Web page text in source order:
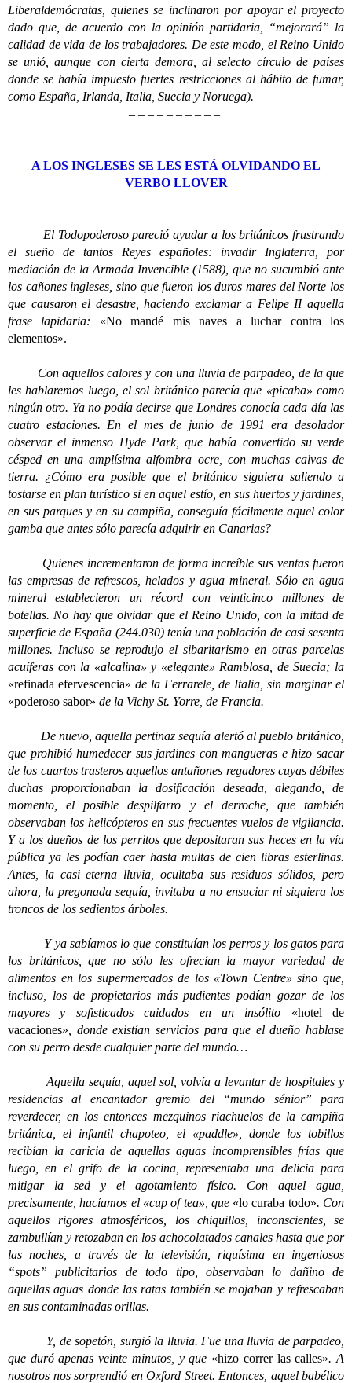
Liberaldemócratas, quienes se inclinaron por apoyar el proyecto
dado que, de acuerdo con la opinión partidaria, “mejorará” la
calidad de vida de los trabajadores. De este modo, el Reino Unido
se unió, aunque con cierta demora, al selecto círculo de países
donde se había impuesto fuertes restricciones al hábito de fumar,
como España, Irlanda, Italia, Suecia y Noruega).
– – – – – – – – – –
A LOS INGLESES SE LES ESTÁ OLVIDANDO EL
VERBO LLOVER
El Todopoderoso pareció ayudar a los británicos frustrando
el sueño de tantos Reyes españoles: invadir Inglaterra, por
mediación de la Armada Invencible (1588), que no sucumbió ante
los cañones ingleses, sino que fueron los duros mares del Norte los
que causaron el desastre, haciendo exclamar a Felipe II aquella
frase lapidaria: «No mandé mis naves a luchar contra los
elementos».
Con aquellos calores y con una lluvia de parpadeo, de la que
les hablaremos luego, el sol británico parecía que «picaba» como
ningún otro. Ya no podía decirse que Londres conocía cada día las
cuatro estaciones. En el mes de junio de 1991 era desolador
observar el inmenso Hyde Park, que había convertido su verde
césped en una amplísima alfombra ocre, con muchas calvas de
tierra. ¿Cómo era posible que el británico siguiera saliendo a
tostarse en plan turístico si en aquel estío, en sus huertos y jardines,
en sus parques y en su campiña, conseguía fácilmente aquel color
gamba que antes sólo parecía adquirir en Canarias?
Quienes incrementaron de forma increíble sus ventas fueron
las empresas de refrescos, helados y agua mineral. Sólo en agua
mineral establecieron un récord con veinticinco millones de
botellas. No hay que olvidar que el Reino Unido, con la mitad de
superficie de España (244.030) tenía una población de casi sesenta
millones. Incluso se reprodujo el sibaritarismo en otras parcelas
acuíferas con la «alcalina» y «elegante» Ramblosa, de Suecia; la
«refinada efervescencia» de la Ferrarele, de Italia, sin marginar el
«poderoso sabor» de la Vichy St. Yorre, de Francia.
De nuevo, aquella pertinaz sequía alertó al pueblo británico,
que prohibió humedecer sus jardines con mangueras e hizo sacar
de los cuartos trasteros aquellos antañones regadores cuyas débiles
duchas proporcionaban la dosificación deseada, alegando, de
momento, el posible despilfarro y el derroche, que también
observaban los helicópteros en sus frecuentes vuelos de vigilancia.
Y a los dueños de los perritos que depositaran sus heces en la vía
pública ya les podían caer hasta multas de cien libras esterlinas.
Antes, la casi eterna lluvia, ocultaba sus residuos sólidos, pero
ahora, la pregonada sequía, invitaba a no ensuciar ni siquiera los
troncos de los sedientos árboles.
Y ya sabíamos lo que constituían los perros y los gatos para
los británicos, que no sólo les ofrecían la mayor variedad de
alimentos en los supermercados de los «Town Centre» sino que,
incluso, los de propietarios más pudientes podían gozar de los
mayores y sofisticados cuidados en un insólito «hotel de
vacaciones» , donde existían servicios para que el dueño hablase
con su perro desde cualquier parte del mundo…
Aquella sequía, aquel sol, volvía a levantar de hospitales y
residencias al encantador gremio del “mundo sénior” para
reverdecer, en los entonces mezquinos riachuelos de la campiña
británica, el infantil chapoteo, el «paddle», donde los tobillos
recibían la caricia de aquellas aguas incomprensibles frías que
luego, en el grifo de la cocina, representaba una delicia para
mitigar la sed y el agotamiento físico. Con aquel agua,
precisamente, hacíamos el «cup of tea», que «lo curaba todo». Con
aquellos rigores atmosféricos, los chiquillos, inconscientes, se
zambullían y retozaban en los achocolatados canales hasta que por
las noches, a través de la televisión, riquísima en ingeniosos
“spots” publicitarios de todo tipo, observaban lo dañino de
aquellas aguas donde las ratas también se mojaban y refrescaban
en sus contaminadas orillas.
Y, de sopetón, surgió la lluvia. Fue una lluvia de parpadeo,
que duró apenas veinte minutos, y que «hizo correr las calles». A
nosotros nos sorprendió en Oxford Street. Entonces, aquel babélico